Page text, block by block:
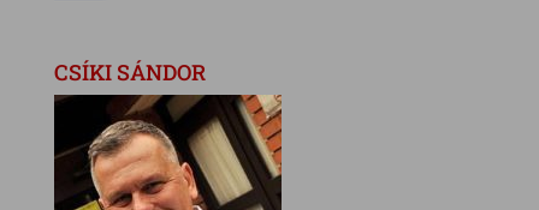
CSÍKI SÁNDOR